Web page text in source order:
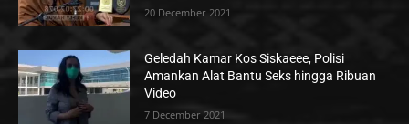
20 December 2021
Geledah Kamar Kos Siskaeee, Polisi
Amankan Alat Bantu Seks hingga Ribuan
Video
7 December 2021